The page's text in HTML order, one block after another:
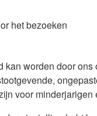
het bezoeken
worden door
voor